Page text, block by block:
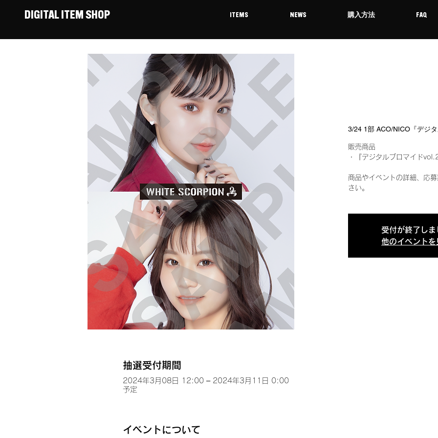
DIGITAL ITEM SHOP ITEMS NEWS 購入方法 FAQ
3/24 1部 ACO/NICO『デジ
販売商品
・『デジタルブロマイド
商品やイベントの詳細、応
さい。
受付が終了しま
他のイベントを
抽選受付期間
2024年3月08日 12:00 – 2024年3月11日 0:00
予定
イベントについて